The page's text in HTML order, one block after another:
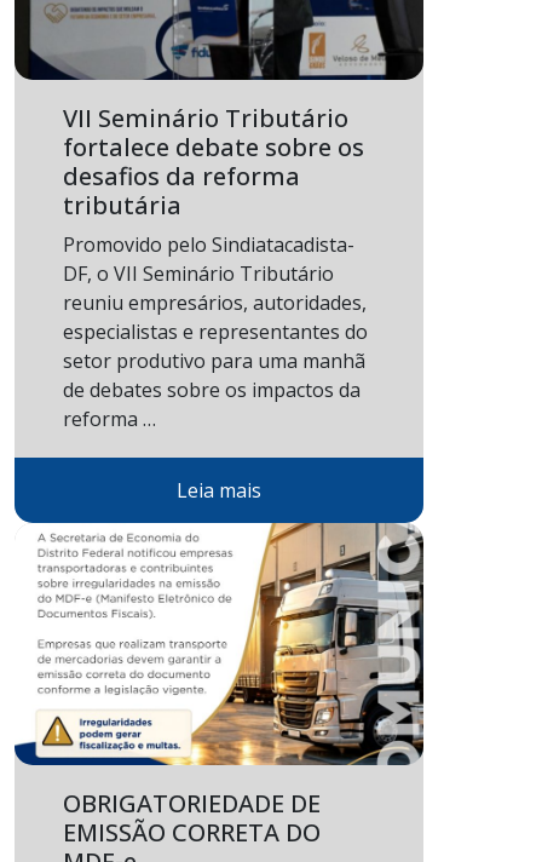
VII Seminário Tributário
fortalece debate sobre os
desafios da reforma
tributária
Promovido pelo Sindiatacadista-
DF, o VII Seminário Tributário
reuniu empresários, autoridades,
especialistas e representantes do
setor produtivo para uma manhã
de debates sobre os impactos da
reforma …
Leia mais
OBRIGATORIEDADE DE
EMISSÃO CORRETA DO